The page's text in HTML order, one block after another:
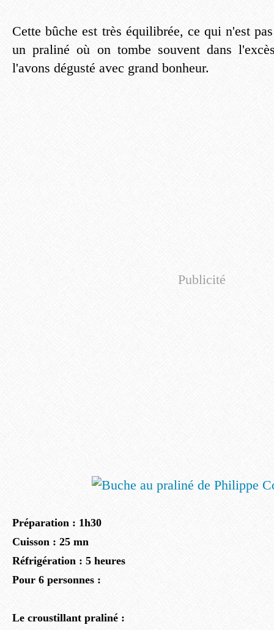
Cette bûche est très équilibrée, ce qui n'est
un praliné où on tombe souvent dans
l'avons dégusté avec grand bonheur.
Publicité
Préparation : 1h30
Cuisson : 25 mn
Réfrigération : 5 heures
Pour 6 personnes :
Le croustillant praliné :